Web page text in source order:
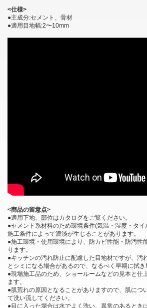
<仕様>
●主成分:セメント、骨材
●適用目地幅:2〜10mm
<商品の留意点>
●適用下地、部位はカタログをご覧ください。
●セメント系材料のため環境条件(気温・湿度・タイ
施工条件によって濃淡が生じることがあります。
●施工環境・使用環境により、防カビ性能・防汚性
ります。
●キッチンの汚れ防止に配慮した目地材ですが、汚
とシミになる場合があるので、なるべく早期に拭き
●現場施工品のため、ショールームなどの見本と仕
ます。
●肌荒れの原因となることがありますので、肌につ
て洗い流してください。
●目に入った場合は水でよく洗い、異常のあるとき